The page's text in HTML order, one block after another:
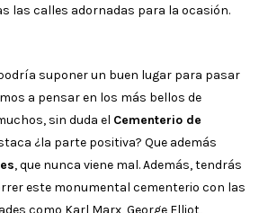
las calles adornadas para la ocasión.
suponer un buen lugar para pasar
a pensar en los más bellos de
sin duda el Cementerio de
¿la parte positiva? Que además
, que nunca viene mal. Además, tendrás
este monumental cementerio con las
como Karl Marx, George Elliot,